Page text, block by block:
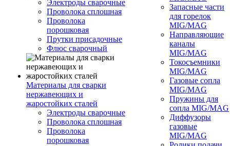
Электроды сварочные
Проволока сплошная
Проволока
порошковая
Прутки присадочные
Флюс сварочный
Материалы для сварки
нержавеющих и
жаростойких сталей
Электроды сварочные
Проволока сплошная
Проволока
порошковая
Запасные части
для горелок
MIG/MAG
Направляющие
каналы
MIG/MAG
Токосъемники
MIG/MAG
Газовые сопла
MIG/MAG
Пружины для
сопла MIG/MAG
Диффузоры
газовые
MIG/MAG